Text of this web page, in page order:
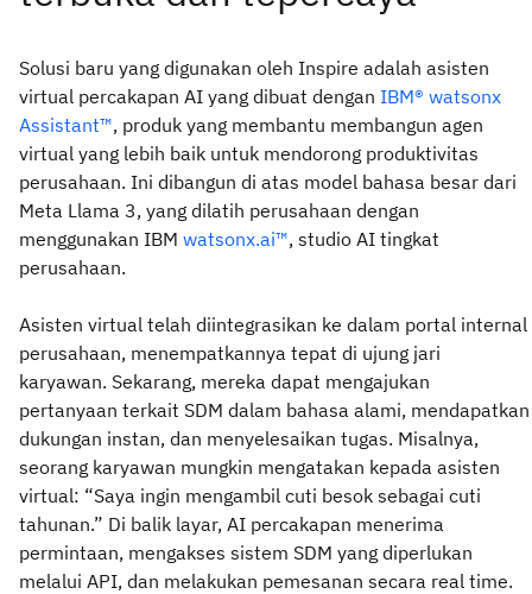
Solusi baru yang digunakan oleh Inspire adalah asisten
virtual percakapan AI yang dibuat dengan IBM® watsonx
Assistant™, produk yang membantu membangun agen
virtual yang lebih baik untuk mendorong produktivitas
perusahaan. Ini dibangun di atas model bahasa besar dari
Meta Llama 3, yang dilatih perusahaan dengan
menggunakan IBM watsonx.ai™, studio AI tingkat
perusahaan.
Asisten virtual telah diintegrasikan ke dalam portal internal
perusahaan, menempatkannya tepat di ujung jari
karyawan. Sekarang, mereka dapat mengajukan
pertanyaan terkait SDM dalam bahasa alami, mendapatkan
dukungan instan, dan menyelesaikan tugas. Misalnya,
seorang karyawan mungkin mengatakan kepada asisten
virtual: “Saya ingin mengambil cuti besok sebagai cuti
tahunan.” Di balik layar, AI percakapan menerima
permintaan, mengakses sistem SDM yang diperlukan
melalui API, dan melakukan pemesanan secara real time.